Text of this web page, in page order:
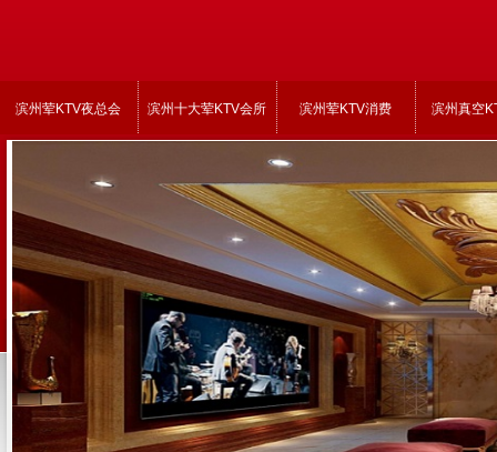
滨州荤KTV夜总会 滨州十大荤KTV会所 滨州荤KTV消费 滨州真空